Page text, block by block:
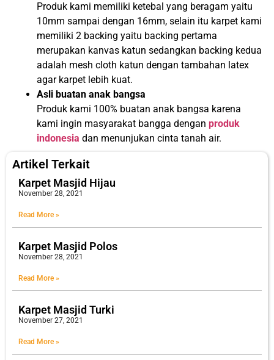
Produk kami memiliki ketebal yang beragam yaitu
10mm sampai dengan 16mm, selain itu karpet kami
memiliki 2 backing yaitu backing pertama
merupakan kanvas katun sedangkan backing kedua
adalah mesh cloth katun dengan tambahan latex
agar karpet lebih kuat.
Asli buatan anak bangsa
Produk kami 100% buatan anak bangsa karena
kami ingin masyarakat bangga dengan produk
indonesia dan menunjukan cinta tanah air.
Artikel Terkait
Karpet Masjid Hijau
November 28, 2021
Read More »
Karpet Masjid Polos
November 28, 2021
Read More »
Karpet Masjid Turki
November 27, 2021
Read More »